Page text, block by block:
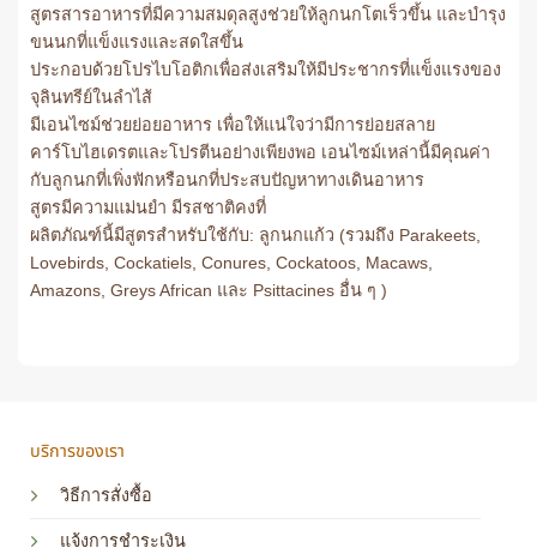
สูตรสารอาหารที่มีความสมดุลสูงช่วยให้ลูกนกโตเร็วขึ้น และบำรุง
ขนนกที่แข็งแรงและสดใสขึ้น
ประกอบด้วยโปรไบโอติกเพื่อส่งเสริมให้มีประชากรที่แข็งแรงของ
จุลินทรีย์ในลำไส้
มีเอนไซม์ช่วยย่อยอาหาร เพื่อให้แน่ใจว่ามีการย่อยสลาย
คาร์โบไฮเดรตและโปรตีนอย่างเพียงพอ เอนไซม์เหล่านี้มีคุณค่า
กับลูกนกที่เพิ่งฟักหรือนกที่ประสบปัญหาทางเดินอาหาร
สูตรมีความแม่นยำ มีรสชาติคงที่
ผลิตภัณฑ์นี้มีสูตรสำหรับใช้กับ: ลูกนกแก้ว (รวมถึง Parakeets,
Lovebirds, Cockatiels, Conures, Cockatoos, Macaws,
Amazons, Greys African และ Psittacines อื่น ๆ )
บริการของเรา
วิธีการสั่งซื้อ
แจ้งการชำระเงิน